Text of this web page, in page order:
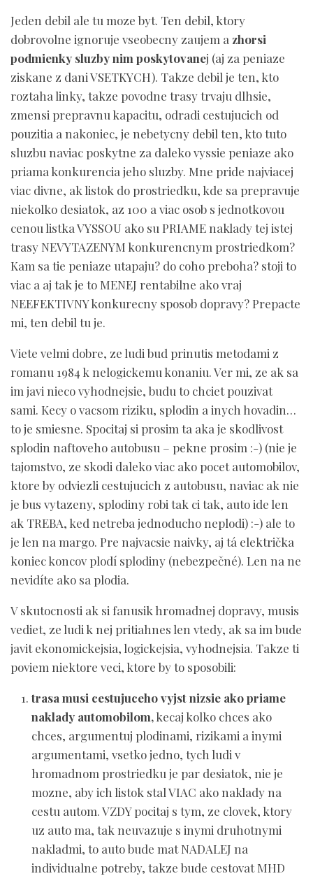
Jeden debil ale tu moze byt. Ten debil, ktory
dobrovolne ignoruje vseobecny zaujem a zhorsi
podmienky sluzby nim poskytovanej (aj za peniaze
ziskane z dani VSETKYCH). Takze debil je ten, kto
roztaha linky, takze povodne trasy trvaju dlhsie,
zmensi prepravnu kapacitu, odradi cestujucich od
pouzitia a nakoniec, je nebetycny debil ten, kto tuto
sluzbu naviac poskytne za daleko vyssie peniaze ako
priama konkurencia jeho sluzby. Mne pride najviacej
viac divne, ak listok do prostriedku, kde sa prepravuje
niekolko desiatok, az 100 a viac osob s jednotkovou
cenou listka VYSSOU ako su PRIAME naklady tej istej
trasy NEVYTAZENYM konkurencnym prostriedkom?
Kam sa tie peniaze utapaju? do coho preboha? stoji to
viac a aj tak je to MENEJ rentabilne ako vraj
NEEFEKTIVNY konkurecny sposob dopravy? Prepacte
mi, ten debil tu je.
Viete velmi dobre, ze ludi bud prinutis metodami z
romanu 1984 k nelogickemu konaniu. Ver mi, ze ak sa
im javi nieco vyhodnejsie, budu to chciet pouzivat
sami. Kecy o vacsom riziku, splodin a inych hovadin…
to je smiesne. Spocitaj si prosim ta aka je skodlivost
splodin naftoveho autobusu – pekne prosim :-) (nie je
tajomstvo, ze skodi daleko viac ako pocet automobilov,
ktore by odviezli cestujucich z autobusu, naviac ak nie
je bus vytazeny, splodiny robi tak ci tak, auto ide len
ak TREBA, ked netreba jednoducho neplodi) :-) ale to
je len na margo. Pre najvacsie naivky, aj tá električka
koniec koncov plodí splodiny (nebezpečné). Len na ne
nevidíte ako sa plodia.
V skutocnosti ak si fanusik hromadnej dopravy, musis
vediet, ze ludi k nej pritiahnes len vtedy, ak sa im bude
javit ekonomickejsia, logickejsia, vyhodnejsia. Takze ti
poviem niektore veci, ktore by to sposobili:
trasa musi cestujuceho vyjst nizsie ako priame
naklady automobilom,kecaj kolko chces ako
chces, argumentuj plodinami, rizikami a inymi
argumentami, vsetko jedno, tych ludi v
hromadnom prostriedku je par desiatok, nie je
mozne, aby ich listok stal VIAC ako naklady na
cestu autom. VZDY pocitaj s tym, ze clovek, ktory
uz auto ma, tak neuvazuje s inymi druhotnymi
nakladmi, to auto bude mat NADALEJ na
individualne potreby, takze bude cestovat MHD